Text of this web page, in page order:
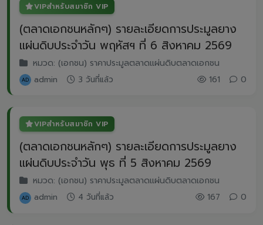
VIPสำหรับสมาชิก VIP
(ตลาดเอกชนหลักๆ) รายละเอียดการประมูลยาง
แผ่นดิบประจำวัน พฤหัสฯ ที่ 6 สิงหาคม 2569
หมวด: (เอกชน) ราคาประมูลตลาดแผ่นดิบตลาดเอกชน
admin
3 วันที่แล้ว 161 0
VIPสำหรับสมาชิก VIP
(ตลาดเอกชนหลักๆ) รายละเอียดการประมูลยาง
แผ่นดิบประจำวัน พุธ ที่ 5 สิงหาคม 2569
หมวด: (เอกชน) ราคาประมูลตลาดแผ่นดิบตลาดเอกชน
admin
4 วันที่แล้ว 167 0